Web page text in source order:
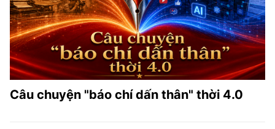
Câu chuyện "báo chí dấn thân" thời 4.0